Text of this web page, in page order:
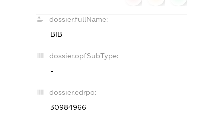
dossier.fullName:
ВІВ
dossier.opfSubType:
-
dossier.edrpo:
30984966